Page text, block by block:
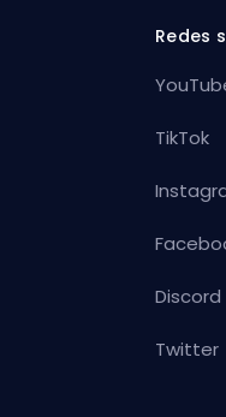
Redes
TikTok
Discord
Twitter